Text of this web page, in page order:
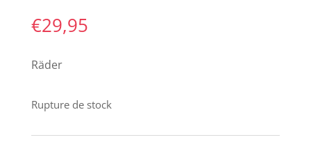
€29,95
Räder
Rupture de stock